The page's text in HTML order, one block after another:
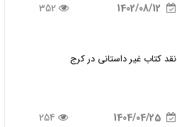
1402/08/12
352
نقد کتاب غیر داستانی در کرج
1404/04/25
254